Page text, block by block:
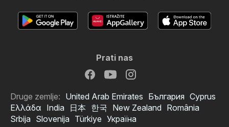
Prati nas
Druge zemlje: United Arab Emirates България Cyprus
Ελλάδα India 日本 한국 New Zealand România
Srbija Slovenija Türkiye Україна